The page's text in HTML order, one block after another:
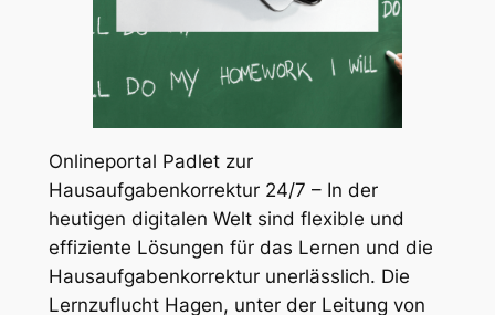
Onlineportal Padlet zur
Hausaufgabenkorrektur 24/7 – In der
heutigen digitalen Welt sind flexible und
effiziente Lösungen für das Lernen und die
Hausaufgabenkorrektur unerlässlich. Die
Lernzuflucht Hagen, unter der Leitung von